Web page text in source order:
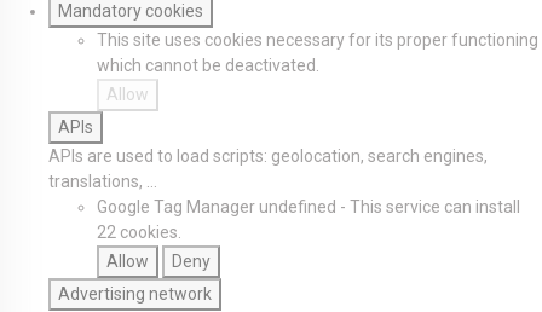
Mandatory cookies
This site uses cookies necessary for its proper functioning
which cannot be deactivated.
Allow
APIs
APIs are used to load scripts: geolocation, search engines,
translations, ...
Google Tag Manager undefined - This service can install
22 cookies.
Allow
Deny
Advertising network